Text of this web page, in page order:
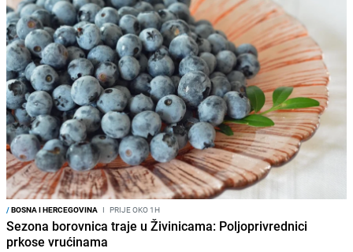
/BOSNA I HERCEGOVINA I PRIJE OKO 1H
Sezona borovnica traje u Živinicama: Poljoprivrednici
prkose vrućinama